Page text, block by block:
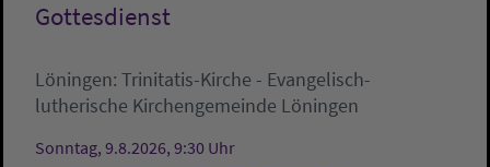
Gottesdienst
Löningen: Trinitatis-Kirche - Evangelisch-
lutherische Kirchengemeinde Löningen
Sonntag, 9.8.2026, 9:30 Uhr